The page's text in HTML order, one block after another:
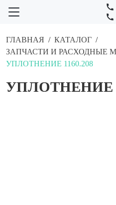
ГЛАВНАЯ
КАТАЛОГ
ЗАПЧАСТИ И РАСХОДНЫЕ
УПЛОТНЕНИЕ 1160.208
УПЛОТНЕНИЕ